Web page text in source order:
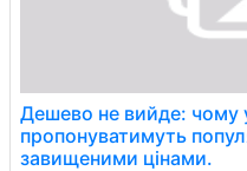
Дешево не вийде: чому
пропонуватимуть
завищеними цінами.